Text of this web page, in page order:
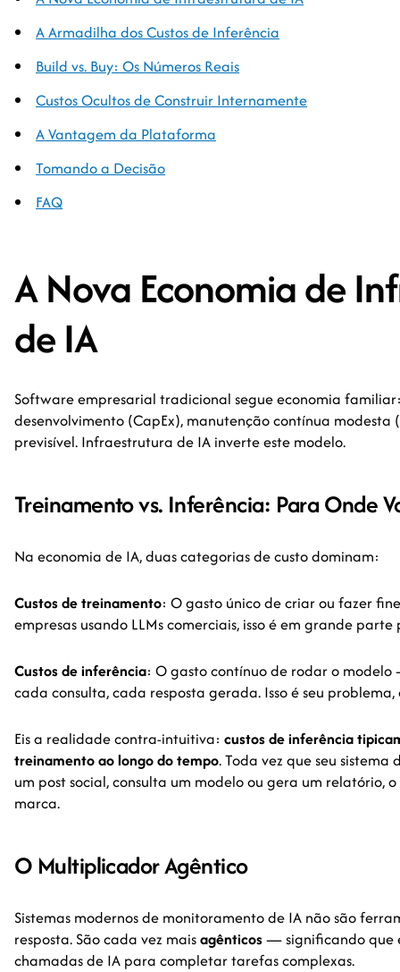
A Armadilha dos Custos de Inferência
Build vs. Buy: Os Números Reais
Custos Ocultos de Construir Internamente
A Vantagem da Plataforma
Tomando a Decisão
FAQ
A Nova Economia de
de IA
Software empresarial tradicional segue economia
desenvolvimento (CapEx), manutenção contínua modesta
previsível. Infraestrutura de IA inverte este modelo.
Treinamento vs. Inferência: Para Onde
Na economia de IA, duas categorias de custo dominam:
Custos de treinamento: O gasto único de criar ou fazer
empresas usando LLMs comerciais, isso é em grande
Custos de inferência: O gasto contínuo de rodar o
cada consulta, cada resposta gerada. Isso é seu
Eis a realidade contra-intuitiva: custos de inferência
treinamento ao longo do tempo. Toda vez que seu
um post social, consulta um modelo ou gera um relatório,
marca.
O Multiplicador Agêntico
Sistemas modernos de monitoramento de IA não são
resposta. São cada vez maisagênticos— significando que
chamadas de IA para completar tarefas complexas.